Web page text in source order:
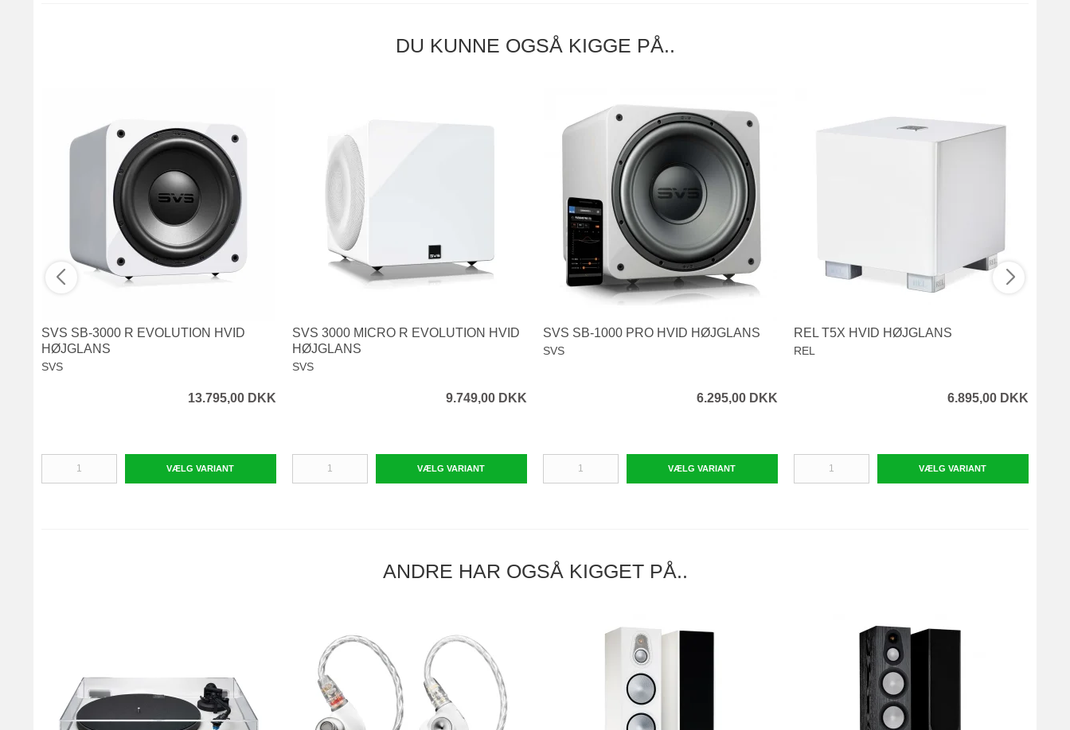
DU KUNNE OGSÅ KIGGE PÅ..
SVS SB-3000 R EVOLUTION HVID
HØJGLANS
SVS
13.795,00 DKK
VÆLG VARIANT
SVS 3000 MICRO R EVOLUTION HVID
HØJGLANS
SVS
9.749,00 DKK
VÆLG VARIANT
SVS SB-1000 PRO HVID HØJGLANS
SVS
6.295,00 DKK
VÆLG VARIANT
REL T5X HVID HØJGLANS
REL
6.895,00 DKK
VÆLG VARIANT
ANDRE HAR OGSÅ KIGGET PÅ..